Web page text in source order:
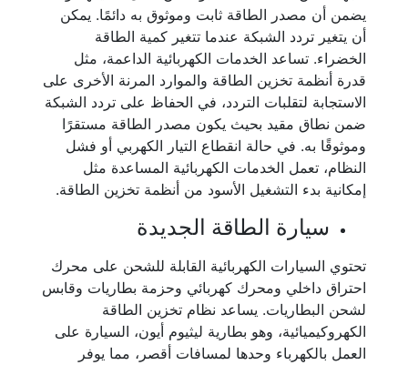
يضمن أن مصدر الطاقة ثابت وموثوق به دائمًا. يمكن
أن يتغير تردد الشبكة عندما تتغير كمية الطاقة
الخضراء. تساعد الخدمات الكهربائية الداعمة، مثل
قدرة أنظمة تخزين الطاقة والموارد المرنة الأخرى على
الاستجابة لتقلبات التردد، في الحفاظ على تردد الشبكة
ضمن نطاق مقيد بحيث يكون مصدر الطاقة مستقرًا
وموثوقًا به. في حالة انقطاع التيار الكهربي أو فشل
النظام، تعمل الخدمات الكهربائية المساعدة مثل
إمكانية بدء التشغيل الأسود من أنظمة تخزين الطاقة.
سيارة الطاقة الجديدة
تحتوي السيارات الكهربائية القابلة للشحن على محرك
احتراق داخلي ومحرك كهربائي وحزمة بطاريات وقابس
لشحن البطاريات. يساعد نظام تخزين الطاقة
الكهروكيميائية، وهو بطارية ليثيوم أيون، السيارة على
العمل بالكهرباء وحدها لمسافات أقصر، مما يوفر